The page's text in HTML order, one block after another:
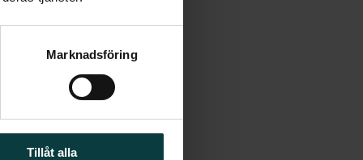
Marknadsföring
Tillåt alla